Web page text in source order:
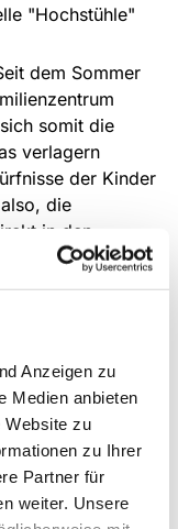
Anzeigen zu
Medien anbieten
Website zu
zu Ihrer
Partner für
weiter. Unsere
"Hochstühle"
dem Sommer
somit die
verlagern
der Kinder
die
in den
aus der
eigenem Stand
auf der